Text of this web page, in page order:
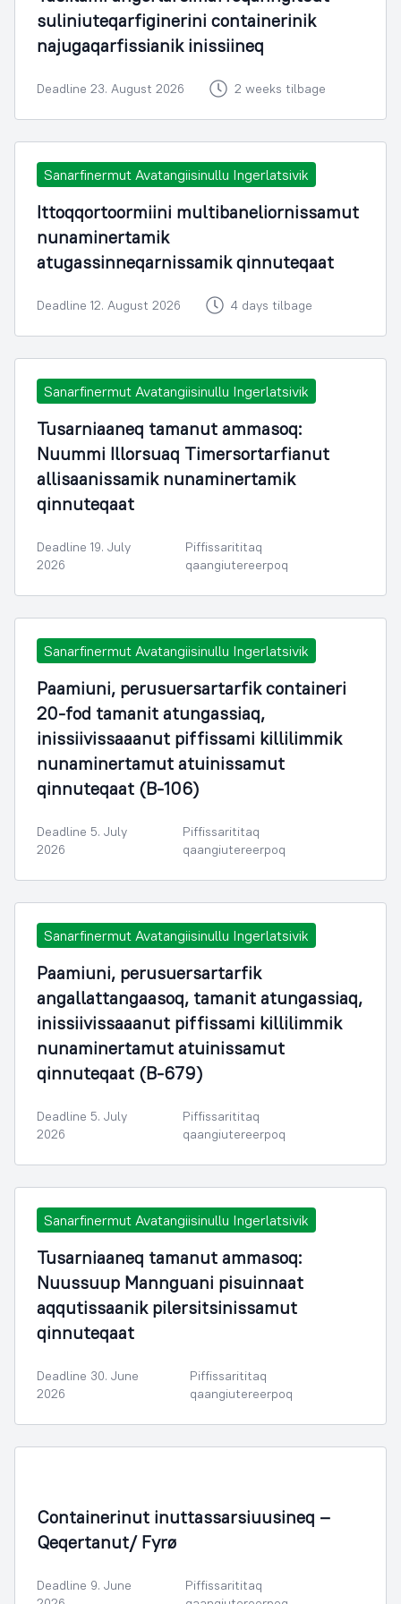
suliniuteqarfiginerini containerinik
najugaqarfissianik inissiineq
Deadline 23. August 2026 2 weeks tilbage
Sanarfinermut Avatangiisinullu Ingerlatsivik
Ittoqqortoormiini multibaneliornissamut
nunaminertamik
atugassinneqarnissamik qinnuteqaat
Deadline 12. August 2026 4 days tilbage
Sanarfinermut Avatangiisinullu Ingerlatsivik
Tusarniaaneq tamanut ammasoq:
Nuummi Illorsuaq Timersortarfianut
allisaanissamik nunaminertamik
qinnuteqaat
Deadline 19. July
2026
Piffissarititaq
qaangiutereerpoq
Sanarfinermut Avatangiisinullu Ingerlatsivik
Paamiuni, perusuersartarfik containeri
20-fod tamanit atungassiaq,
inissiivissaaanut piffissami killilimmik
nunaminertamut atuinissamut
qinnuteqaat (B-106)
Deadline 5. July
2026
Piffissarititaq
qaangiutereerpoq
Sanarfinermut Avatangiisinullu Ingerlatsivik
Paamiuni, perusuersartarfik
angallattangaasoq, tamanit atungassiaq,
inissiivissaaanut piffissami killilimmik
nunaminertamut atuinissamut
qinnuteqaat (B-679)
Deadline 5. July
2026
Piffissarititaq
qaangiutereerpoq
Sanarfinermut Avatangiisinullu Ingerlatsivik
Tusarniaaneq tamanut ammasoq:
Nuussuup Mannguani pisuinnaat
aqqutissaanik pilersitsinissamut
qinnuteqaat
Deadline 30. June
2026
Piffissarititaq
qaangiutereerpoq
Containerinut inuttassarsiuusineq –
Qeqertanut/ Fyrø
Deadline 9. June
Piffissarititaq